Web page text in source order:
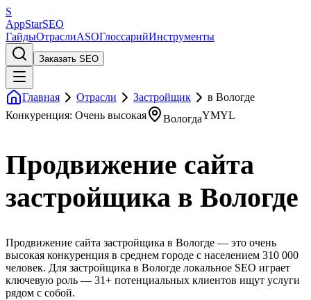
S
AppStarSEO
ГайдыОтраслиASOГлоссарийИнструменты
Заказать SEO
Главная Отрасли Застройщик
в Вологде
Конкуренция: Очень высокая
ВологдаYMYL
Продвижение сайта
застройщика в Вологде
Продвижение сайта застройщика в Вологде — это очень
высокая конкуренция в среднем городе с населением 310 000
человек. Для застройщика в Вологде локальное SEO играет
ключевую роль — 31+ потенциальных клиентов ищут услуги
рядом с собой.